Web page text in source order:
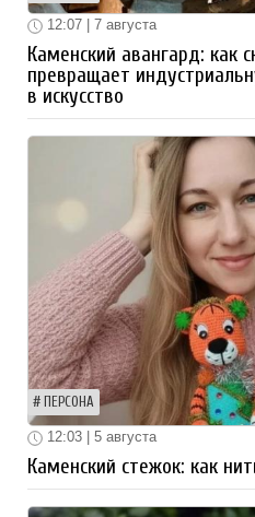
12:07 | 7 августа
Каменский авангард: как
превращает
в искусство
ПЕРСОНА
12:03 | 5 августа
Каменский стежок: как